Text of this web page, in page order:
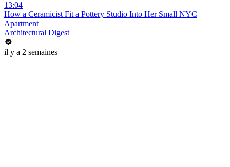
13:04
How a Ceramicist Fit a Pottery Studio Into Her Small NYC
Apartment
Architectural Digest
il y a 2 semaines